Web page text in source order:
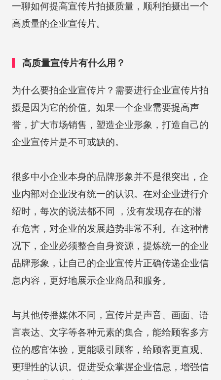
一聊如何提高宣传片拍摄质量，顺利拍摄出一个
高质量的企业宣传片。
高质量宣传片有什么用？
为什么要拍企业宣传片？需要进行企业宣传片拍
摄是因为它的价值。如果一个企业需要提高声
誉，扩大市场销售，塑造企业形象，打造自己的
企业宣传片是不可或缺的。
很多中小企业本身的品牌形象并不是很突出，企
业内部对企业没有统一的认识。在对企业进行介
绍时，每次的说法都不同 ，没有发现存在的潜
在危害，对企业的发展趋势非常不利。在这种情
况下，企业必须整合自身资源，提炼统一的企业
品牌形象，让自己的企业宣传片正确传递企业信
息内容，更好地展示企业商品和服务。
与其他传播媒体不同，宣传片是声音、画面、语
言表达、文字等各种元素的集合，能给顾客多方
位的感官体验，更能吸引顾客，给顾客更直观、
更理性的认识。促进受众掌握企业信息，增强信